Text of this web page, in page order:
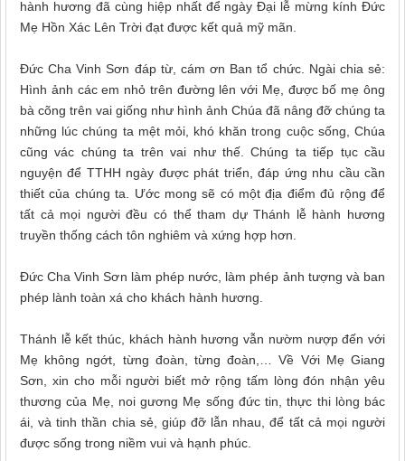
hành hương đã cùng hiệp nhất để ngày Đại lễ mừng kính Đức
Mẹ Hồn Xác Lên Trời đạt được kết quả mỹ mãn.
Đức Cha Vinh Sơn đáp từ, cám ơn Ban tổ chức. Ngài chia sẻ:
Hình ảnh các em nhỏ trên đường lên với Mẹ, được bố mẹ ông
bà cõng trên vai giống như hình ảnh Chúa đã nâng đỡ chúng ta
những lúc chúng ta mệt mỏi, khó khăn trong cuộc sống, Chúa
cũng vác chúng ta trên vai như thế. Chúng ta tiếp tục cầu
nguyện để TTHH ngày được phát triển, đáp ứng nhu cầu cần
thiết của chúng ta.
Ước mong sẽ có một địa điểm đủ rộng để
tất cả mọi người đều có thể tham dự Thánh lễ hành hương
truyền thống cách tôn nghiêm và xứng hợp hơn.
Đức Cha Vinh Sơn làm phép nước, làm phép ảnh tượng và ban
phép lành toàn xá cho khách hành hương.
Thánh lễ kết thúc, khách hành hương vẫn nườm nượp đến với
Mẹ không ngớt, từng đoàn, từng đoàn,… Về Với Mẹ Giang
Sơn, xin cho mỗi người biết mở rộng tấm lòng đón nhận yêu
thương của Mẹ, noi gương Mẹ sống đức tin, thực thi lòng bác
ái, và tinh thần chia sẻ, giúp đỡ lẫn nhau, để tất cả mọi người
được sống trong niềm vui và hạnh phúc.